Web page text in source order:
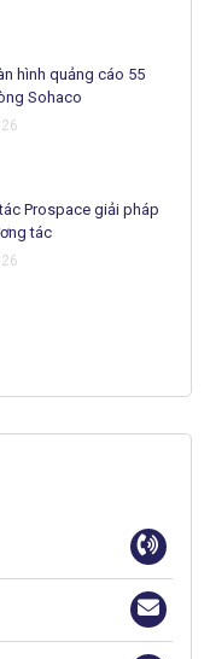
hình quảng cáo 55
Sohaco
Prospace giải pháp
tác